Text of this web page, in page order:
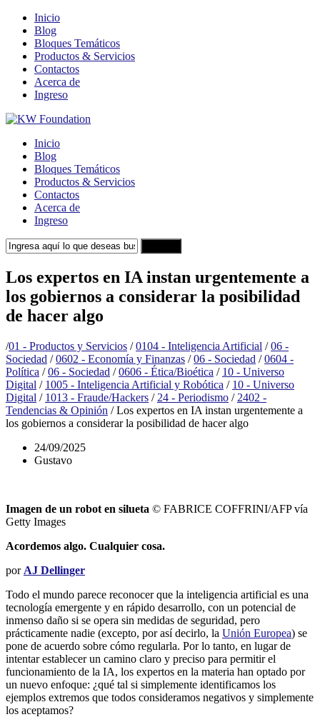
Inicio
Blog
Bloques Temáticos
Productos & Servicios
Contactos
Acerca de
Ingreso
Inicio
Blog
Bloques Temáticos
Productos & Servicios
Contactos
Acerca de
Ingreso
Los expertos en IA instan urgentemente a
los gobiernos a considerar la posibilidad
de hacer algo
/01 - Productos y Servicios / 0104 - Inteligencia Artificial / 06 -
Sociedad / 0602 - Economía y Finanzas / 06 - Sociedad / 0604 -
Política / 06 - Sociedad / 0606 - Ética/Bioética / 10 - Universo
Digital / 1005 - Inteligencia Artificial y Robótica / 10 - Universo
Digital / 1013 - Fraude/Hackers / 24 - Periodismo / 2402 -
Tendencias & Opinión /Los expertos en IA instan urgentemente a
los gobiernos a considerar la posibilidad de hacer algo
24/09/2025
Gustavo
Imagen de un robot en silueta © FABRICE COFFRINI/AFP vía
Getty Images
Acordemos algo. Cualquier cosa.
por AJ Dellinger
Todo el mundo parece reconocer que la inteligencia artificial es una
tecnología emergente y en rápido desarrollo, con un potencial de
inmenso daño si se opera sin medidas de seguridad, pero
prácticamente nadie (excepto, por así decirlo, la Unión Europea) se
pone de acuerdo sobre cómo regularla. Por lo tanto, en lugar de
intentar establecer un camino claro y preciso para permitir el
funcionamiento de la IA, los expertos en la materia han optado por
un nuevo enfoque: ¿qué tal si simplemente identificamos los
ejemplos extremos que todos consideramos negativos y simplemente
los aceptamos?